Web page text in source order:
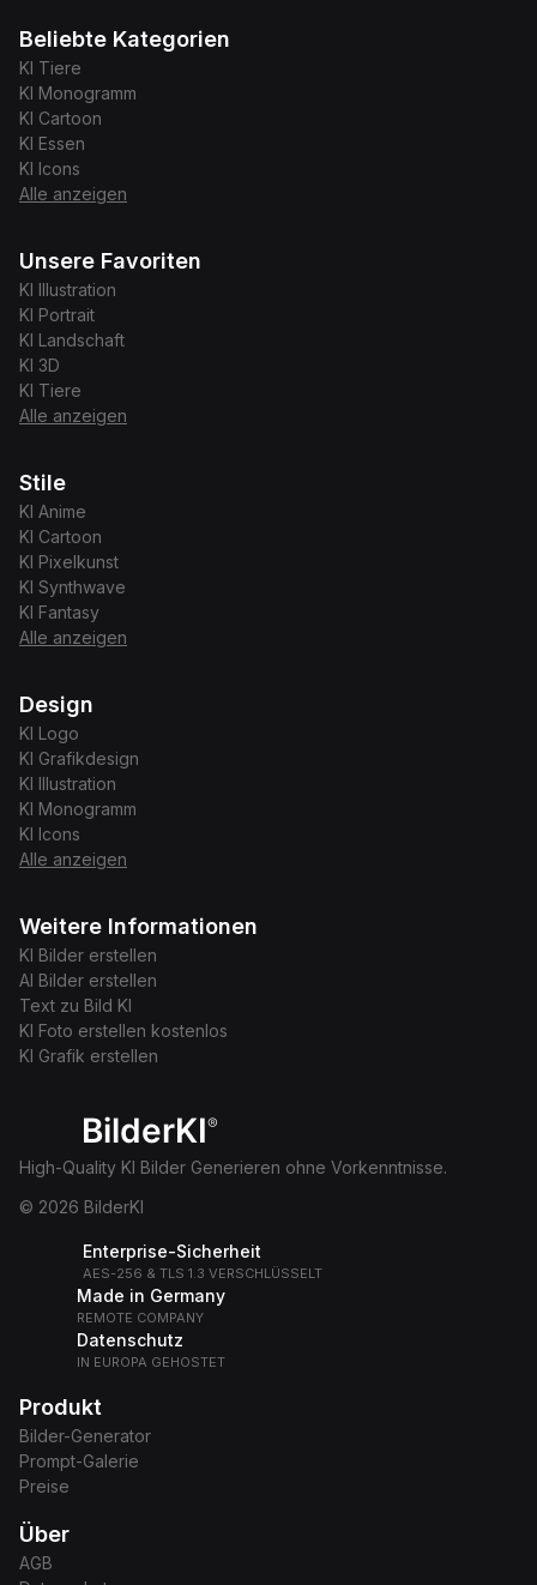
Beliebte Kategorien
KI Tiere
KI Monogramm
KI Cartoon
KI Essen
KI
Icons
Alle anzeigen
Unsere Favoriten
KI
Illustration
KI Portrait
KI Landschaft
KI 3D
KI Tiere
Alle anzeigen
Stile
KI Anime
KI Cartoon
KI Pixelkunst
KI Synthwave
KI Fantasy
Alle anzeigen
Design
KI Logo
KI Grafikdesign
KI
Illustration
KI Monogramm
KI
Icons
Alle anzeigen
Weitere Informationen
KI Bilder erstellen
AI Bilder erstellen
Text zu Bild KI
KI Foto erstellen kostenlos
KI Grafik erstellen
BilderKI®
High-Quality KI Bilder Generieren ohne Vorkenntnisse.
© 2026 BilderKI
Enterprise-Sicherheit
AES-256 & TLS 1.3 VERSCHLÜSSELT
Made in Germany
REMOTE COMPANY
Datenschutz
IN EUROPA GEHOSTET
Produkt
Bilder-Generator
Prompt-Galerie
Preise
Über
AGB